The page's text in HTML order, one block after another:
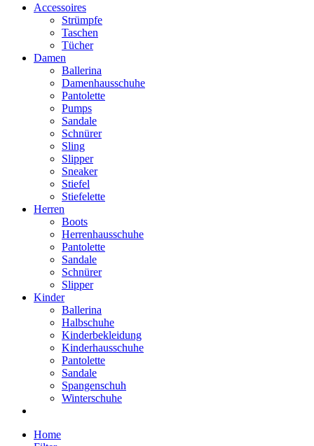
Accessoires
Strümpfe
Taschen
Tücher
Damen
Ballerina
Damenhausschuhe
Pantolette
Pumps
Sandale
Schnürer
Sling
Slipper
Sneaker
Stiefel
Stiefelette
Herren
Boots
Herrenhausschuhe
Pantolette
Sandale
Schnürer
Slipper
Kinder
Ballerina
Halbschuhe
Kinderbekleidung
Kinderhausschuhe
Pantolette
Sandale
Spangenschuh
Winterschuhe
Home